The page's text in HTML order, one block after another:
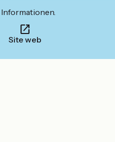
Site web